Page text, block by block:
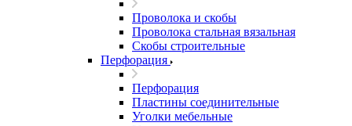
Проволока и скобы
Проволока стальная вязальная
Скобы строительные
Перфорация
Перфорация
Пластины соединительные
Уголки мебельные